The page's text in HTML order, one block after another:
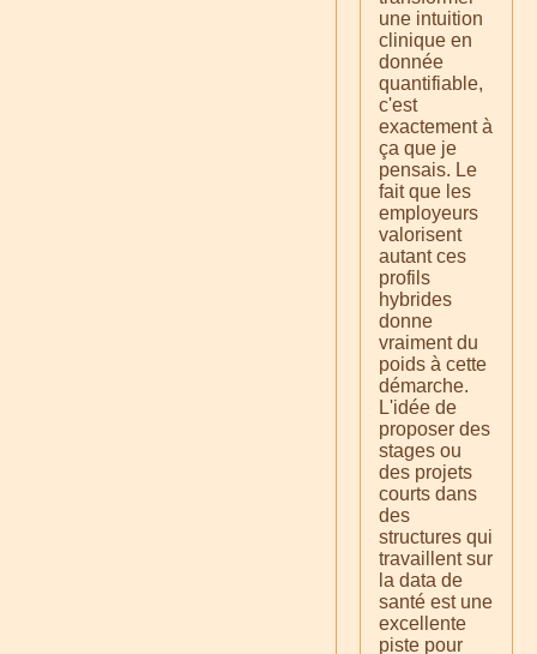
une intuition
clinique en
donnée
quantifiable,
c'est
exactement à
ça que je
pensais. Le
fait que les
employeurs
valorisent
autant ces
profils
hybrides
donne
vraiment du
poids à cette
démarche.
L'idée de
proposer des
stages ou
des projets
courts dans
des
structures qui
travaillent sur
la data de
santé est une
excellente
piste pour